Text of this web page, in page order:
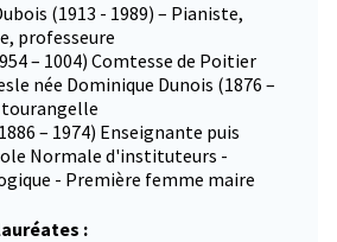
(1913 - 1989) – Pianiste,
professeure
– 1004) Comtesse de Poitier
née Dominique Dunois (1876 –
tourangelle
– 1974) Enseignante puis
Normale d'instituteurs -
- Première femme maire
: